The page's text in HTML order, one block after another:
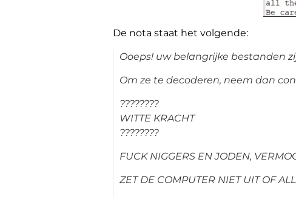
De nota staat het volgende:
Ooeps! uw belangrijke bestanden
Om ze te decoderen, neem dan
????????
WITTE KRACHT
????????
FUCK NIGGERS EN JODEN,
ZET DE COMPUTER NIET UIT OF